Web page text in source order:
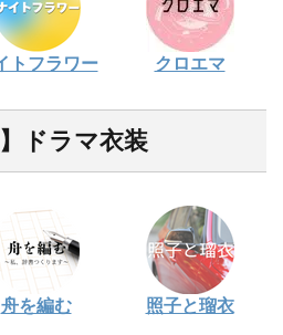
トフラワー クロエマ
】ドラマ衣装
舟を編む 照子と瑠衣